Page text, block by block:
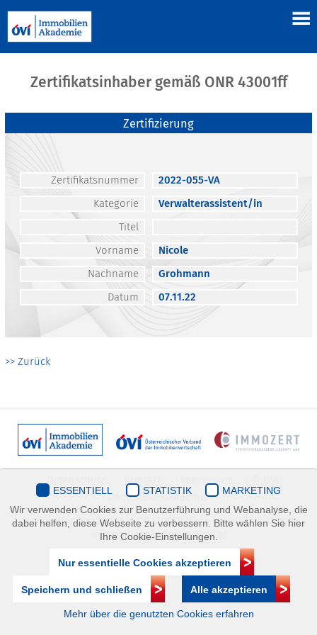
Zertifikatsinhaber gemäß ONR 43001ff
Zertifizierung
Zertifikatsnummer
2022-055-VA
Kategorie
Verwalterassistent/in
Titel
Vorname
Nicole
Nachname
Grohmann
Datum
07.11.22
>> Zurück
Immobilienakademie
Mariahilfer Straße 116/2.OG/2 1070 Wien | +43(1)505 32 50 |
immobilienakademie@ovi.at
ESSENTIELL STATISTIK
MARKETING
Wir verwenden Cookies zur Benutzerführung und Webanalyse, die
dabei helfen, diese Webseite zu verbessern. Bitte wählen Sie hier
Ihre Cookie-Einstellungen.
Nur essentielle Cookies akzeptieren
Speichern und schließen Alle akzeptieren
Mehr über die genutzten Cookies erfahren